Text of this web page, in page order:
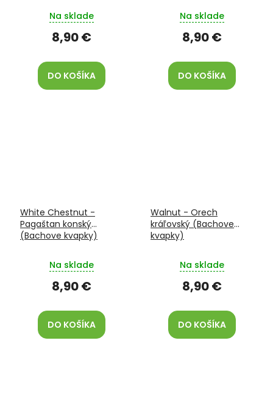
Na sklade
8,90 €
DO KOŠÍKA
Na sklade
8,90 €
DO KOŠÍKA
White Chestnut -
Pagaštan konský
(Bachove kvapky)
Na sklade
8,90 €
DO KOŠÍKA
Walnut - Orech
kráľovský (Bachove
kvapky)
Na sklade
8,90 €
DO KOŠÍKA